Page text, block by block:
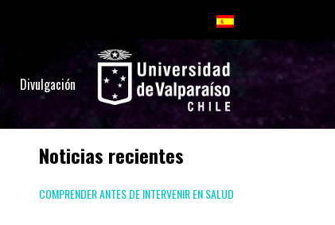
Divulgación
Noticias recientes
COMPRENDER ANTES DE INTERVENIR EN SALUD